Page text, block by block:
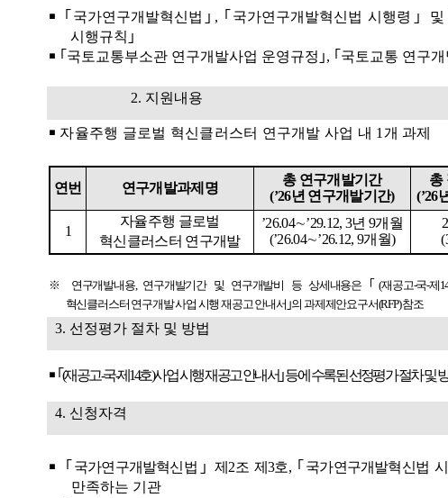
￭ ｢ 국가연구개발혁신법 ｣ , ｢ 국가연구개발혁신법 시행령 ｣ 및
시행규칙 ｣
￭ ｢ 국토교통부소관 연구개발사업 운영규정 ｣, ｢ 국토교통 연구
2. 지원내용
￭ 자율주행 글로벌 혁신클러스터 연구개발 사업 내 1 개 과제
연번 연구개발과제명
총 연구개발기간
(’26년 연구개발기간)
총
(’26
1
자율주행 글로벌
혁신클러스터 연구개발
’26.04∼’29.12, 3년 9개월
(’26.04∼’26.12, 9개월)
※ 연구개발내용, 연구개발기간 및 연구개발비 등 상세내용은 ｢(재공고-국-제
혁신클러스터 연구개발 사업 시행 재공고 안내서 ｣의 과제제안요구서(RFP)참조
3. 선정평가 절차 및 방법
￭ ｢(재공고-국-제14호)사업 시행 재공고 안내서 ｣등에 수록된 선정평가 절차 및
4. 신청자격
￭ ｢ 국가연구개발혁신법 ｣제 2조 제3호, ｢ 국가연구개발혁신법
만족하는 기관